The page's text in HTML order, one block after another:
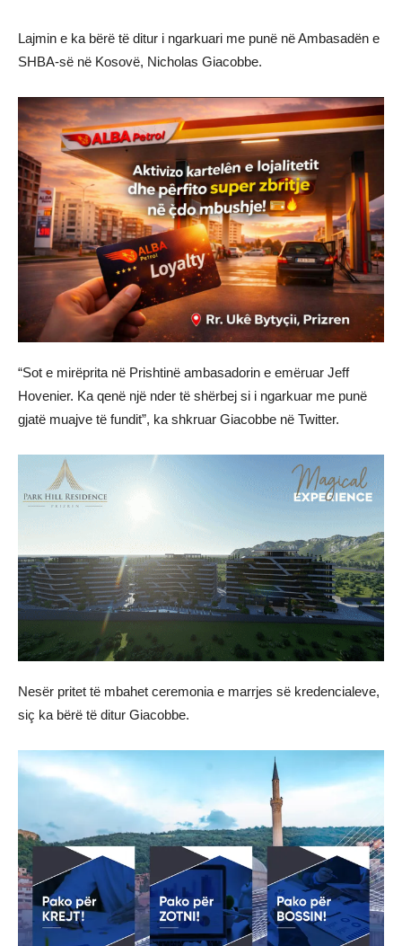
Lajmin e ka bërë të ditur i ngarkuari me punë në Ambasadën e
SHBA-së në Kosovë, Nicholas Giacobbe.
“Sot e mirëprita në Prishtinë ambasadorin e emëruar Jeff
Hovenier. Ka qenë një nder të shërbej si i ngarkuar me punë
gjatë muajve të fundit”, ka shkruar Giacobbe në Twitter.
Nesër pritet të mbahet ceremonia e marrjes së kredencialeve,
siç ka bërë të ditur Giacobbe.